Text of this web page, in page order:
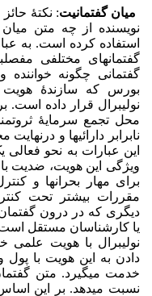
میان گفتمانیت: نکتۀ
نویسنده از چه متن
استفاده کرده است. به
گفتمان­های مختلفی
گفتمانی چگونه خواننده
بورس که سازندۀ هویت
نولیبرال قرار داده است.
محل تجمع سرمایۀ
نابرابر دارائی­ها و
این عبارات به نحو
ویژگی این هویت، ضدیت
برای مهار بحران­ها و
مقررات بیشتر تحت
دیگری که در درون گفتمان
یا کارشناسان مستقل است.
نولیبرال با هویت علمی
دادن به این هویت با
خدمت می­گیرد. متن
نسبت می­دهد. بر این